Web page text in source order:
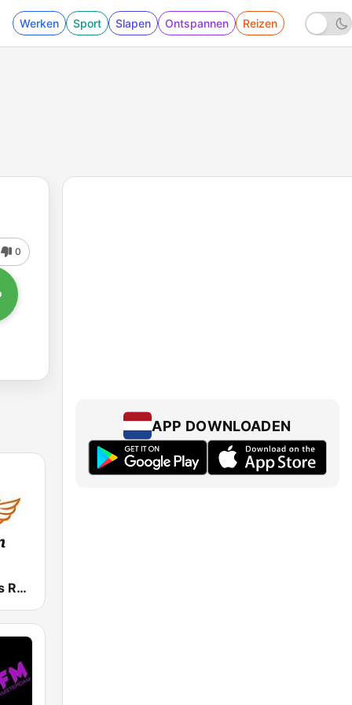
Werken Sport Slapen Ontspannen Reizen
0
Groot Nieuws Radio Blijde Klanken
APP DOWNLOADEN